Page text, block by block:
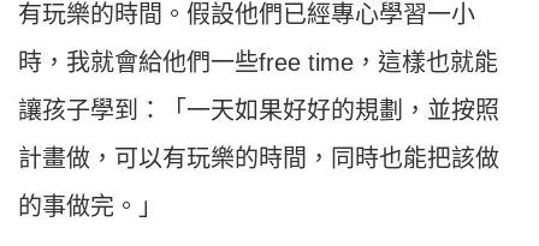
有玩樂的時間。假設他們已經專心學習一小
時，我就會給他們一些free time，這樣也就能
讓孩子學到：「一天如果好好的規劃，並按照
計畫做，可以有玩樂的時間，同時也能把該做
的事做完。」​​